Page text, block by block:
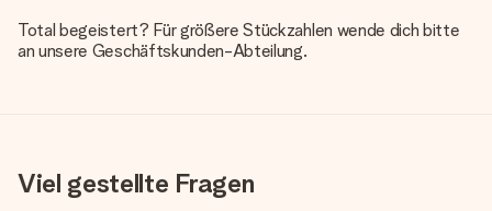
Total begeistert? Für größere Stückzahlen wende dich bitte
an unsere Geschäftskunden-Abteilung.
Viel gestellte Fragen